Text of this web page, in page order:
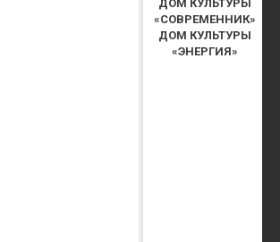
ДОМ КУЛЬТУРЫ
«СОВРЕМЕННИК»
ДОМ КУЛЬТУРЫ
«ЭНЕРГИЯ»